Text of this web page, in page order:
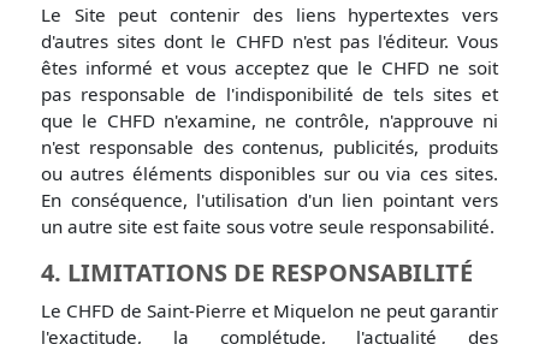
Le Site peut contenir des liens hypertextes vers
d'autres sites dont le CHFD n'est pas l'éditeur. Vous
êtes informé et vous acceptez que le CHFD ne soit
pas responsable de l'indisponibilité de tels sites et
que le CHFD n'examine, ne contrôle, n'approuve ni
n'est responsable des contenus, publicités, produits
ou autres éléments disponibles sur ou via ces sites.
En conséquence, l'utilisation d'un lien pointant vers
un autre site est faite sous votre seule responsabilité.
4. LIMITATIONS DE RESPONSABILITÉ
Le CHFD de Saint-Pierre et Miquelon ne peut garantir
l'exactitude, la complétude, l'actualité des